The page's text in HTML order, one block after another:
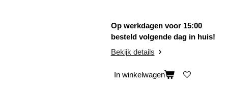
Op werkdagen voor 15:00
besteld volgende dag in huis!
Bekijk details
In winkelwagen